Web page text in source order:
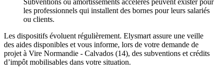
Subventions ou amortissements accélérés peuvent exister pour
les professionnels qui installent des bornes pour leurs salariés
ou clients.
Les dispositifs évoluent régulièrement. Elysmart assure une veille
des aides disponibles et vous informe, lors de votre demande de
projet à Vire Normandie - Calvados (14), des subventions et crédits
d’impôt mobilisables dans votre situation.